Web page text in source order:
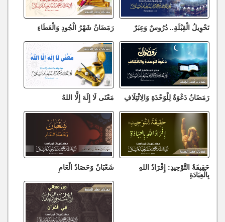
تَحْوِيلُ الْقِبْلَةِ.. دُرُوسٌ وَعِبَرٌ رَمَضَانُ شَهْرُ الْجُودِ وَالْعَطَاءِ
رَمَضَانُ دَعْوَةٌ لِلْوَحْدَةِ وَالِائْتِلَافِ مَعْنَى لَا إِلَهَ إِلَّا اللهُ
حَقِيقَةُ التَّوْحِيدِ: إِفْرَادُ اللهِ
بِالْعِبَادَةِ
شَعْبَانُ وَحَصَادُ الْعَامِ